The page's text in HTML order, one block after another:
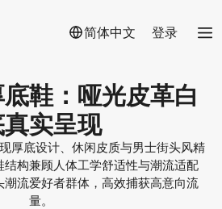
简体中文 登录
鞋：哑光皮革白
真实呈现
厚底设计、休闲皮质与男士街头风精
构兼顾人体工学舒适性与潮流适配
流爱好者群体，高效捕获高意向流
量。